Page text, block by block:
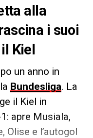
alla
i suoi
Kiel
un anno in
Bundesliga. La
il Kiel in
apre Musiala,
Olise e l’autogol